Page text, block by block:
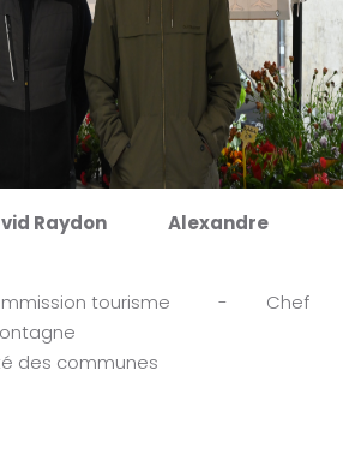
Alexandre
commission tourisme - Chef
des communes